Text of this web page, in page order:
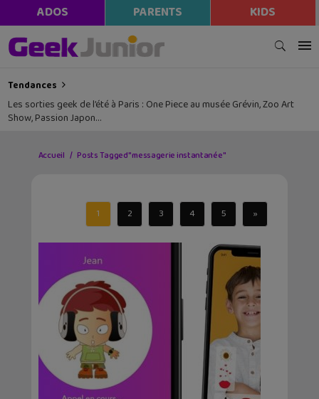
ADOS PARENTS KIDS
Tendances
Les sorties geek de l’été à Paris : One Piece au musée Grévin, Zoo Art
Show, Passion Japon…
Accueil Posts Tagged "messagerie instantanée"
1 2 3 4 5 »